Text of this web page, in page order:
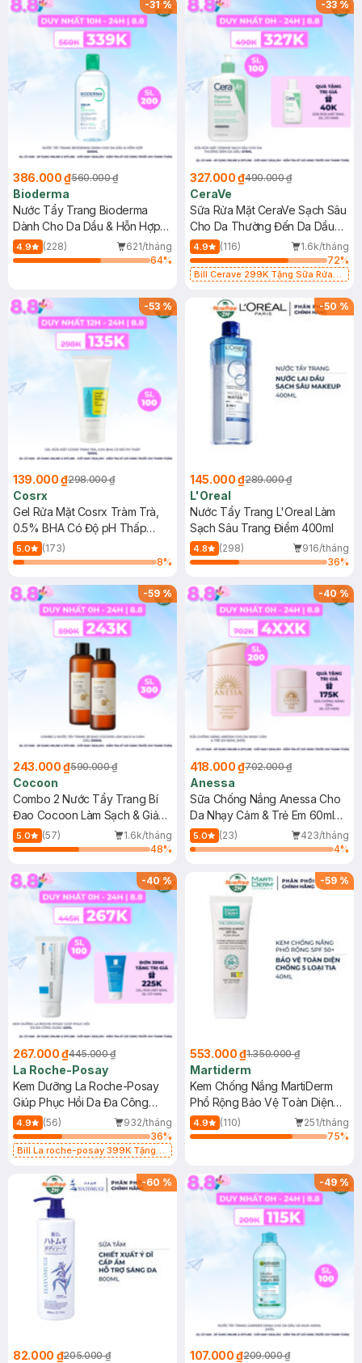
-31%
386.000 ₫560.000 ₫
Bioderma
Nước Tẩy Trang Bioderma
Dành Cho Da Dầu & Hỗn Hợp
500ml
4.9 (228)
621/tháng
64%
-33%
327.000 ₫490.000 ₫
CeraVe
Sữa Rửa Mặt CeraVe Sạch Sâu
Cho Da Thường Đến Da Dầu
473ml
4.9 (116)
1.6k/tháng
72%
Bill Cerave 299K Tặng Sữa Rửa
-53%
139.000 ₫298.000 ₫
Cosrx
Gel Rửa Mặt Cosrx Tràm Trà,
0.5% BHA Có Độ pH Thấp
150ml
5.0
(173)
8%
-50 %
145.000 ₫289.000 ₫
L'Oreal
Nước Tẩy Trang L'Oreal Làm
Sạch Sâu Trang Điểm 400ml
4.8 (298)
916/tháng
36%
-59%
243.000 ₫590.000 ₫
Cocoon
Combo 2 Nước Tẩy Trang Bí
Đao Cocoon Làm Sạch & Giảm
Dầu 500ml
5.0 (57)
1.6k/tháng
48%
-40%
418.000 ₫702.000 ₫
Anessa
Sữa Chống Nắng Anessa Cho
Da Nhạy Cảm & Trẻ Em 60ml
(Mới)
5.0 (23)
423/tháng
4%
-40%
267.000 ₫445.000 ₫
La Roche-Posay
Kem Dưỡng La Roche-Posay
Giúp Phục Hồi Da Đa Công
Dụng 40ml
4.9 (56)
932/tháng
36%
Bill La roche-posay 399K Tặng
(SL có hạn)
-59 %
553.000 ₫1.350.000 ₫
Martiderm
Kem Chống Nắng MartiDerm
Phổ Rộng Bảo Vệ Toàn Diện
40ml
4.9 (110)
251/tháng
75%
-60 %
82.000 ₫205.000 ₫
-49%
107.000 ₫209.000 ₫